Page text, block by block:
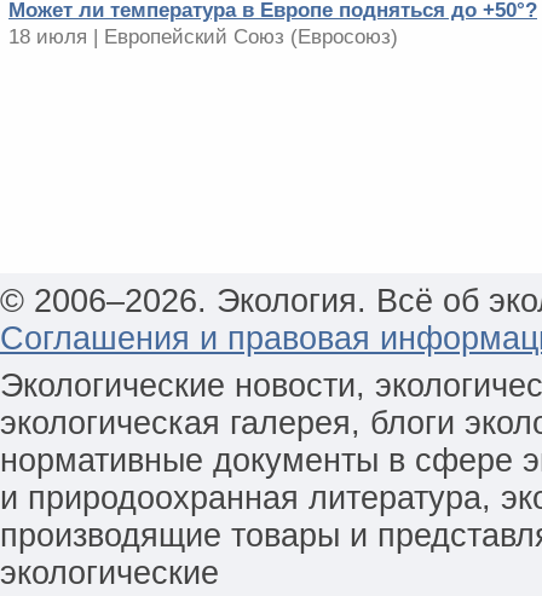
Может ли температура в Европе подняться до +50°?
18 июля | Европейский Cоюз (Евросоюз)
© 2006–2026. Экология. Всё об
Соглашения и правовая
Экологические новости,
экологическая галерея, блоги
нормативные документы в сфере
и природоохранная литература,
производящие товары и
экологические